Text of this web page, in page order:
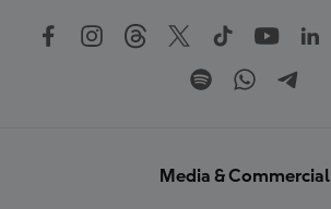
Media & Commercial